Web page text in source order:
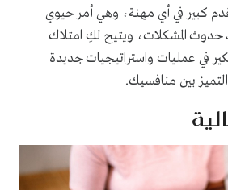
كبير في أي مهنة، وهي أمر حيوي
حدوث المشكلات، ويتيح لكِ امتلاك
في عمليات واستراتيجيات جديدة
بين منافسيك.